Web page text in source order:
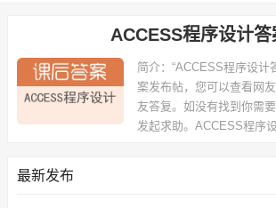
ACCESS程序设计答
简介： “ACCESS程序设计
案发布帖，您可以查看网
友答复。如没有找到你需
发起求助。 ACCESS程序
以下学校的同学下载过
最新发布